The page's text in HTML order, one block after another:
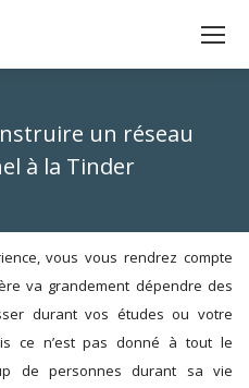
page
s'ouvre
dans
page
s'ouvre
dans
page
s'ouvre
un réseau
à la Tinder
vous vous rendrez compte
va grandement dépendre des
durant vos études ou votre
ce n’est pas donné à tout le
de personnes durant sa vie